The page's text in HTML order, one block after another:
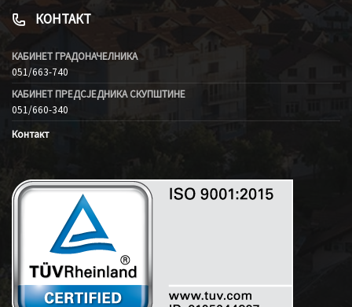
КОНТАКТ
КАБИНЕТ ГРАДОНАЧЕЛНИКА
051/663-740
КАБИНЕТ ПРЕДСЈЕДНИКА СКУПШТИНЕ
051/660-340
Контакт